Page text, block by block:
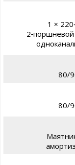
1 ×
2‑поршневой
80/
80/